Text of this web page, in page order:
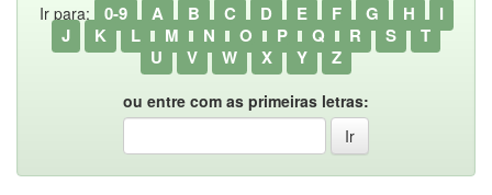
Ir para: 0-9 A B C D E F G H
I
J
K L M N O P Q R S
T
U
V W X Y Z
ou entre com as primeiras letras: